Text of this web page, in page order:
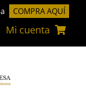
COMPRA AQUÍ
Mi cuenta